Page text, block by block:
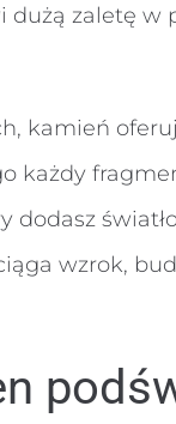
dużą zaletę w
kamień
każdy
wzrok,